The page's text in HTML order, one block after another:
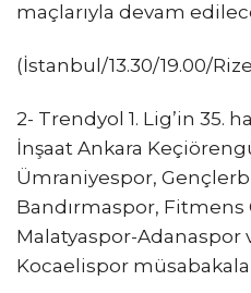
maçlarıyla devam
(İstanbul/13.30/19.00/
2- Trendyol 1. Lig’in 35.
İnşaat Ankara
Ümraniyespor,
Bandırmaspor, Fitmens
Malatyaspor-Adanaspor
Kocaelispor